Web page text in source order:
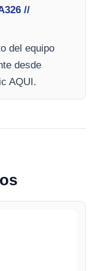
//
del equipo
desde
AQUI.